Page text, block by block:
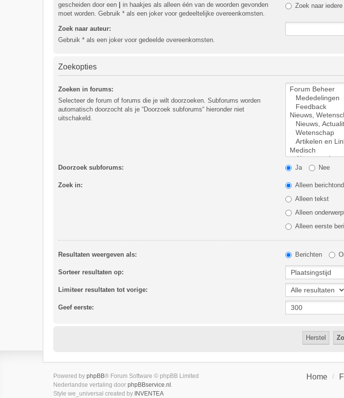
gescheiden door een
in haakjes als alleen één van de woorden gevonden
moet worden. Gebruik * als een joker voor gedeeltelijke overeenkomsten.
Zoek naar iedere
Zoek naar auteur:
Gebruik * als een joker voor gedeelde overeenkomsten.
Zoekopties
Zoeken in forums:
Selecteer de forum of forums die je wilt doorzoeken. Subforums worden
automatisch doorzocht als je “Doorzoek subforums“ hieronder niet
uitschakeld.
Doorzoek subforums: Ja Nee
Zoek in:
Alleen
Alleen tekst
Alleen
Alleen eerste
Resultaten weergeven als: Berichten
Sorteer resultaten op:
Limiteer resultaten tot vorige:
Geef eerste:
Home
Powered by phpBB® Forum Software © phpBB Limited
Nederlandse vertaling door phpBBservice.nl .
Style we_universal created by INVENTEA